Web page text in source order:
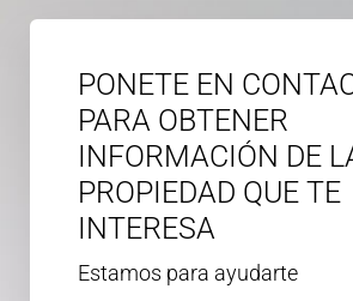
PONETE EN
PARA OBTENER
INFORMACIÓN DE
PROPIEDAD QUE TE
INTERESA
Estamos para ayudarte